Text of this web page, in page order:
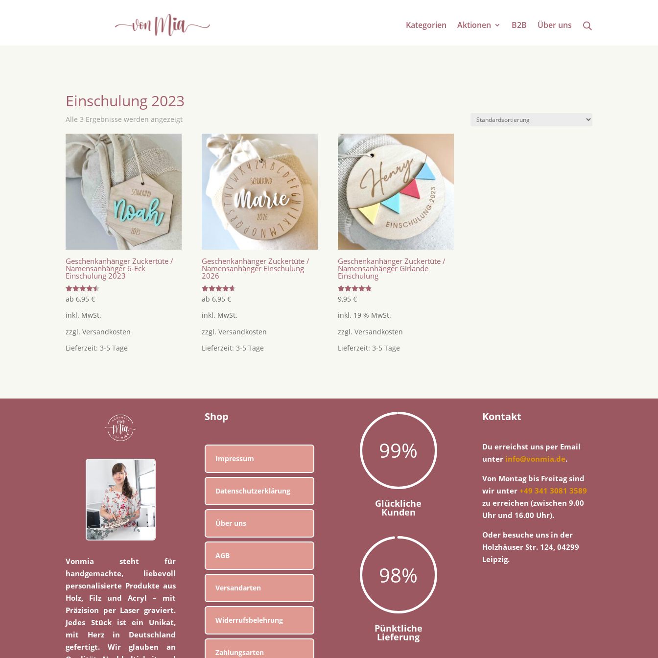
Kategorien Aktionen B2B Über uns
Einschulung 2023
Alle 3 Ergebnisse werden angezeigt
Geschenkanhänger Zuckertüte /
Namensanhänger 6-Eck
Einschulung 2023
Bewertet
mit
von 5
ab6,95€
inkl. MwSt.
zzgl.Versandkosten
Lieferzeit:3-5 Tage
Geschenkanhänger Zuckertüte /
Namensanhänger Einschulung
2026
Bewertet
mit
von 5
ab6,95€
inkl. MwSt.
zzgl.Versandkosten
Lieferzeit:3-5 Tage
Geschenkanhänger Zuckertüte /
Namensanhänger Girlande
Einschulung
Bewertet
mit
von 5
9,95€
inkl. 19 % MwSt.
zzgl.Versandkosten
Lieferzeit:3-5 Tage
Vonmia steht für
handgemachte, liebevoll
personalisierte Produkte aus
Holz, Filz und Acryl – mit
Präzision per Laser graviert.
Jedes Stück ist ein Unikat,
mit Herz in Deutschland
gefertigt. Wir glauben an
Shop
Impressum
Datenschutzerklärung
Über uns
AGB
Versandarten
Widerrufsbelehrung
Zahlungsarten
99%
Glückliche
Kunden
98%
Pünktliche
Lieferung
Kontakt
Du erreichst uns per Email
unter info@vonmia.de.
Von Montag bis Freitag sind
wir unter+49 341 3081 3589
zu erreichen (zwischen 9.00
Uhr und 16.00 Uhr).
Oder besuche uns in der
Holzhäuser Str. 124, 04299
Leipzig.